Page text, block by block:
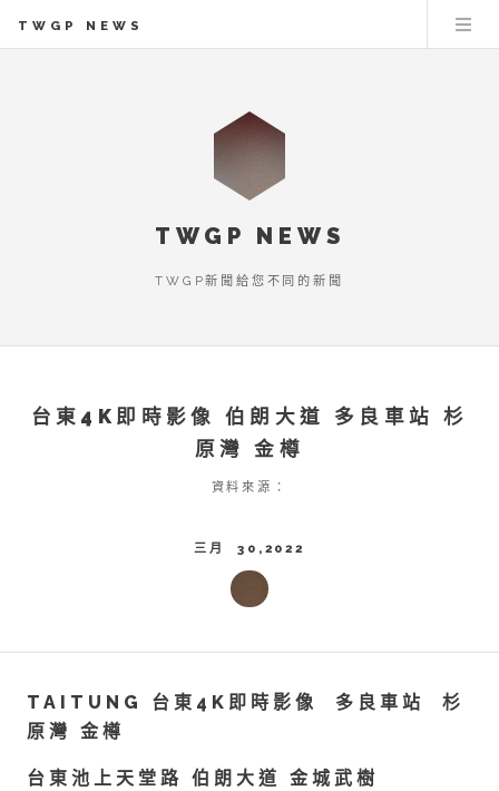
TWGP NEWS
TWGP NEWS
TWGP新聞給您不同的新聞
台東4K即時影像 伯朗大道 多良車站 杉
原灣 金樽
資料來源：
三月 30,2022
TAITUNG 台東4K即時影像 多良車站 杉
原灣 金樽
台東池上天堂路 伯朗大道 金城武樹